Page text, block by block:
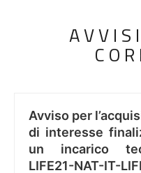
Avviso per
di interesse
un incarico
LIFE21-NAT-IT-